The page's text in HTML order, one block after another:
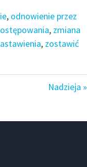
, odnowienie przez
, zmiana
, zostawić
Nadzieja »